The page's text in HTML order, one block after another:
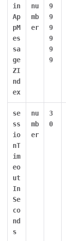
in
Ap
pM
es
sa
ge
ZI
nd
ex
nu
mb
er
9
9
9
9
9
9
se
ss
io
nT
im
eo
ut
In
Se
co
nd
s
nu
mb
er
3
0